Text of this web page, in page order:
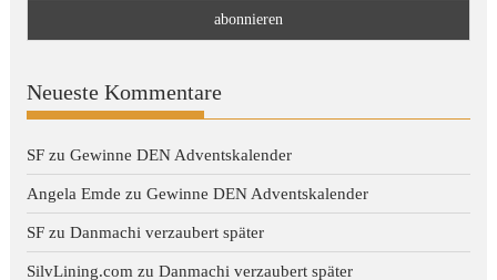
Neueste Kommentare
SF zuGewinne DEN Adventskalender
Angela Emde zuGewinne DEN Adventskalender
SF zuDanmachi verzaubert später
SilvLining.com zuDanmachi verzaubert später